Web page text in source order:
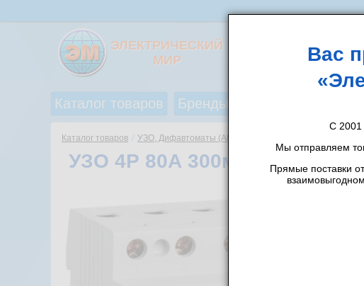
ЭЛЕКТРИЧЕСКИЙ
МИР
Каталог товаров Бренды
Каталог товаров / УЗО, Дифавтоматы (АВДТ)
УЗО 4Р 80А 300мА (ВД1-63)
Вас
С 2001
Мы отправляем
Прямые поставки